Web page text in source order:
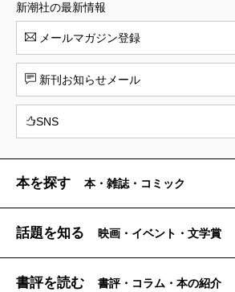
新潮社の最新情報
メールマガジン登録
新刊お知らせメール
SNS
本を探す 本・雑誌・コミック
話題を知る 映画・イベント・文学賞
書評を読む 書評・コラム・本の紹介